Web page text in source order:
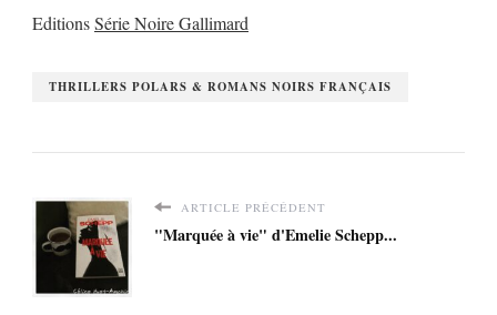
EditionsSérie Noire Gallimard
THRILLERS POLARS & ROMANS NOIRS FRANÇAIS
ARTICLE PRÉCÉDENT
"Marquée à vie" d'Emelie Schepp...